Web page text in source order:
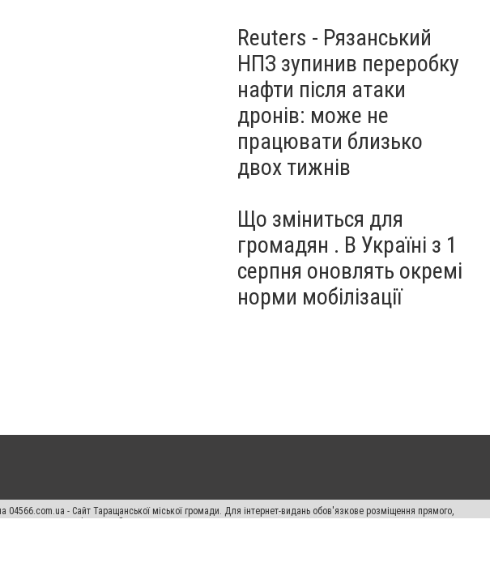
Reuters - Рязанський
НПЗ зупинив переробку
нафти після атаки
дронів: може не
працювати близько
двох тижнів
Що зміниться для
громадян . В Україні з 1
серпня оновлять окремі
норми мобілізації
- Cайт Таращанської міської громади. Для інтернет-видань обов'язкове розміщення прямого,
прав переслідується Законом.